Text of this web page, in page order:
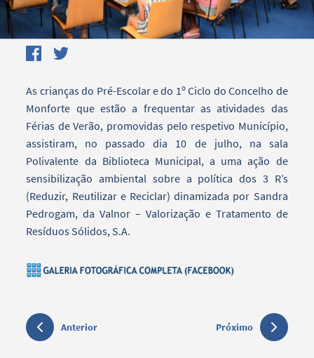
As crianças do Pré-Escolar e do 1º Ciclo do Concelho de
Monforte que estão a frequentar as atividades das
Férias de Verão, promovidas pelo respetivo Município,
assistiram, no passado dia 10 de julho, na sala
Polivalente da Biblioteca Municipal, a uma ação de
sensibilização ambiental sobre a política dos 3 R’s
(Reduzir, Reutilizar e Reciclar) dinamizada por Sandra
Pedrogam, da Valnor – Valorização e Tratamento de
Resíduos Sólidos, S.A.
Anterior Próximo